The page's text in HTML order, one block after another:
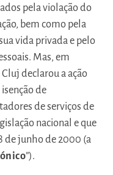
pela violação do
bem como pela
vida privada e pelo
Mas, em
declarou a ação
de
de serviços de
nacional e que
de junho de 2000 (a
”).